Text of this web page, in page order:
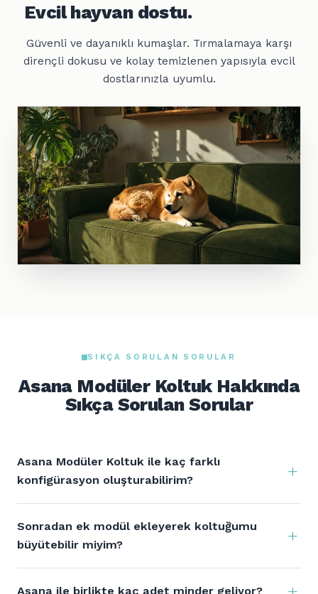
Evcil hayvan dostu.
Güvenli ve dayanıklı kumaşlar. Tırmalamaya karşı
dirençli dokusu ve kolay temizlenen yapısıyla evcil
dostlarınızla uyumlu.
SIKÇA SORULAN SORULAR
Asana Modüler Koltuk Hakkında
Sıkça Sorulan Sorular
Asana Modüler Koltuk ile kaç farklı
konfigürasyon oluşturabilirim?
Sonradan ek modül ekleyerek koltuğumu
büyütebilir miyim?
Asana ile birlikte kaç adet minder geliyor?